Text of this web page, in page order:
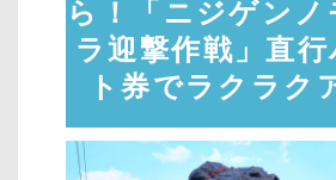
ら！「ニジゲン
ラ迎撃作戦」直行
ト券でラクラク